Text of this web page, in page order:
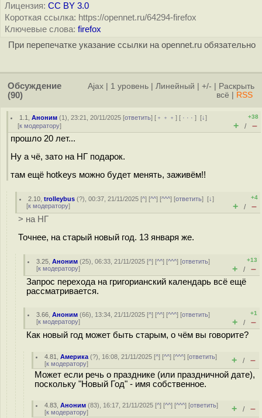
Лицензия: CC BY 3.0
Короткая ссылка: https://opennet.ru/64294-firefox
Ключевые слова: firefox
При перепечатке указание ссылки на opennet.ru обязательно
Обсуждение
(90)
Ajax 1 уровень Линейный +/-
Раскрыть
всё
RSS
1.1 ,Аноним (1), 23:21, 20/11/2025 [ответить] [ ﹢﹢﹢] [ · · ·][↓]
[к модератору]
+38
+ / –
прошло 20 лет...
Ну а чё, зато на НГ подарок.
там ещё hotkeys можно будет менять, заживём!!
2.10 ,trolleybus (?), 00:37, 21/11/2025 [^] [^^] [^^^] [ответить][↓]
[к модератору]
+4
+ / –
> на НГ
Точнее, на старый новый год. 13 января же.
3.25 ,Аноним (25), 06:33, 21/11/2025 [^] [^^] [^^^] [ответить]
[к модератору]
+13
+ / –
Запрос перехода на григорианский календарь всё ещё
рассматривается.
3.66 ,Аноним (66), 13:34, 21/11/2025 [^] [^^] [^^^] [ответить]
[к модератору]
+1
+ / –
Как новый год может быть старым, о чём вы говорите?
4.81 ,Америка (?), 16:08, 21/11/2025 [^] [^^] [^^^] [ответить]
[к модератору] + / –
Может если речь о празднике (или праздничной дате),
поскольку "Новый Год" - имя собственное.
4.83 ,Аноним (83), 16:17, 21/11/2025 [^] [^^] [^^^] [ответить]
[к модератору] + / –